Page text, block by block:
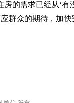
求已经从‘有没有
群众的期待，加